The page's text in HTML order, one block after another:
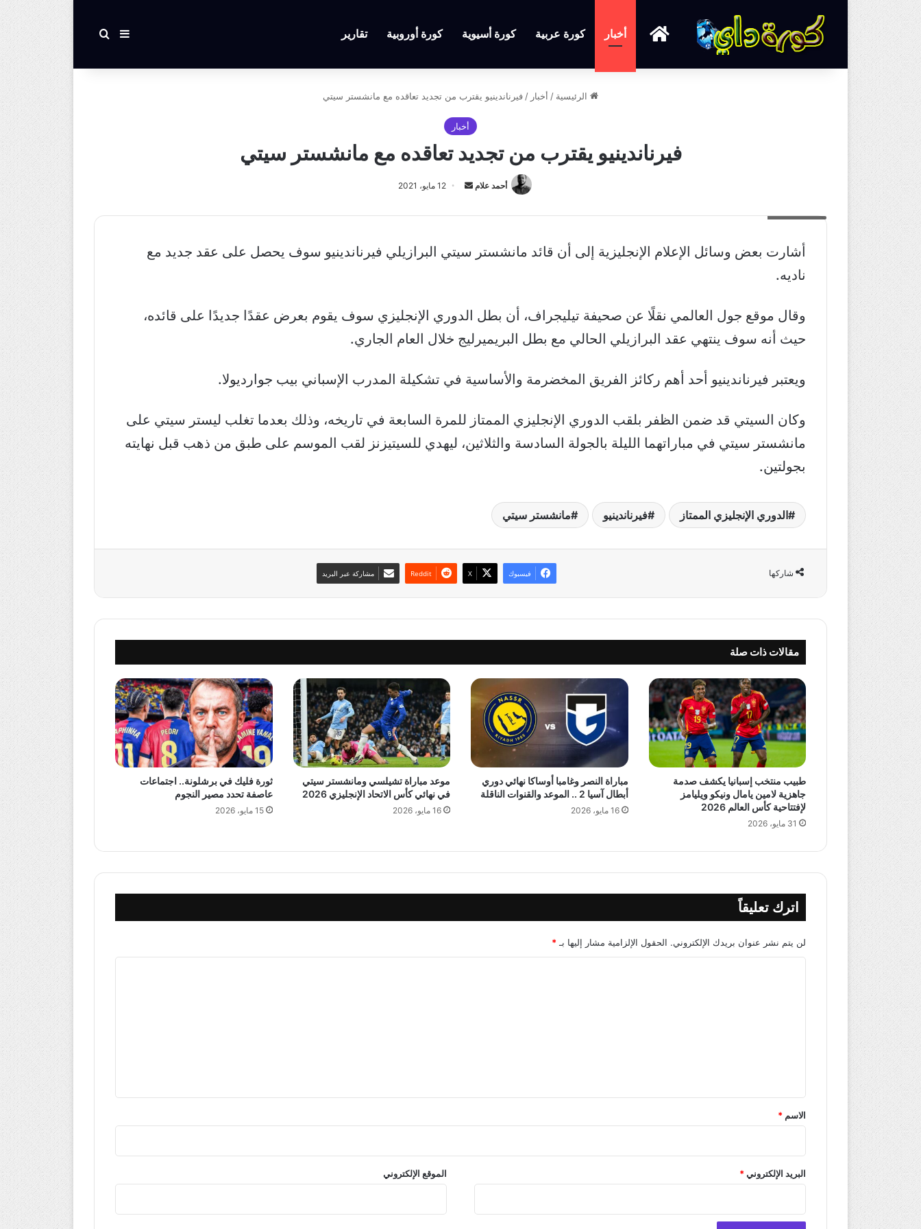
الرئيسية
أخبار كورة عربية كورة أسيوية كورة أوروبية تقارير إضافة عمود جانبي
بحث عن
الرئيسية / أخبار / فيرناندينيو يقترب من تجديد تعاقده مع مانشستر سيتي
أخبار
فيرناندينيو يقترب من تجديد تعاقده مع مانشستر سيتي
أحمد علام
أرسل
إلكترونيا
12 مايو، 2021
أشارت بعض وسائل الإعلام الإنجليزية إلى أن قائد مانشستر سيتي البرازيلي فيرناندينيو سوف يحصل على عقد جديد مع
ناديه.
وقال موقع جول العالمي نقلًا عن صحيفة تيليجراف، أن بطل الدوري الإنجليزي سوف يقوم بعرض عقدًا جديدًا على قائده،
حيث أنه سوف ينتهي عقد البرازيلي الحالي مع بطل البريميرليج خلال العام الجاري.
ويعتبر فيرناندينيو أحد أهم ركائز الفريق المخضرمة والأساسية في تشكيلة المدرب الإسباني بيب جوارديولا.
وكان السيتي قد ضمن الظفر بلقب الدوري الإنجليزي الممتاز للمرة السابعة في تاريخه، وذلك بعدما تغلب ليستر سيتي على
مانشستر سيتي في مباراتهما الليلة بالجولة السادسة والثلاثين، ليهدي للسيتيزنز لقب الموسم على طبق من ذهب قبل نهايته
بجولتين.
الدوري الإنجليزي الممتاز فيرناندينيو مانشستر سيتي
شاركها فيسبوك ‫X
‏Reddit مشاركة عبر البريد
مقالات ذات صلة
طبيب منتخب إسبانيا يكشف صدمة
جاهزية لامين يامال ونيكو ويليامز
لإفتتاحية كأس العالم 2026
31 مايو، 2026
مباراة النصر وغامبا أوساكا نهائي دوري
أبطال آسيا 2 .. الموعد والقنوات الناقلة
16 مايو، 2026
موعد مباراة تشيلسي ومانشستر سيتي
في نهائي كأس الاتحاد الإنجليزي 2026
16 مايو، 2026
ثورة فليك في برشلونة.. اجتماعات
عاصفة تحدد مصير النجوم
15 مايو، 2026
اترك تعليقاً
لن يتم نشر عنوان بريدك الإلكتروني. الحقول الإلزامية مشار إليها بـ *
*
الاسم *
البريد الإلكتروني* الموقع الإلكتروني